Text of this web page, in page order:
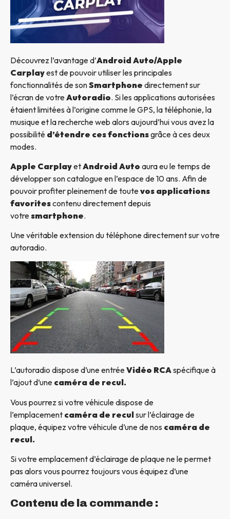
Découvrez l’avantage d’Android Auto/Apple
Carplayest de pouvoir utiliser les principales
fonctionnalités de sonSmartphone directement sur
l’écran de votreAutoradio. Si les applications autorisées
étaient limitées à l’origine comme le GPS, la téléphonie, la
musique et la recherche web alors aujourd’hui vous avez la
possibilité d’étendre ces fonctionsgrâce à ces deux
modes.
Apple CarplayetAndroid Auto aura eu le temps de
développer son catalogue en l’espace de 10 ans. Afin de
pouvoir profiter pleinement de toutevos applications
favoritescontenu directement depuis
votresmartphone.
Une véritable extension du téléphone directement sur votre
autoradio.
L’autoradio dispose d’une entréeVidéo RCAspécifique à
l’ajout d’une caméra de recul.
Vous pourrez si votre véhicule dispose de
l’emplacement caméra de reculsur l’éclairage de
plaque, équipez votre véhicule d’une de nos caméra de
recul.
Si votre emplacement d’éclairage de plaque ne le permet
pas alors vous pourrez toujours vous équipez d’une
caméra universel.
Contenu de la commande :